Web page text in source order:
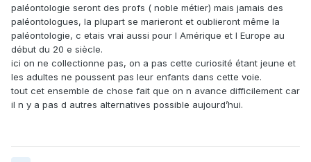
paléontologie seront des profs ( noble métier) mais jamais des
paléontologues, la plupart se marieront et oublieront même la
paléontologie, c etais vrai aussi pour l Amérique et l Europe au
début du 20 e siècle.
ici on ne collectionne pas, on a pas cette curiosité étant jeune et
les adultes ne poussent pas leur enfants dans cette voie.
tout cet ensemble de chose fait que on n avance difficilement car
il n y a pas d autres alternatives possible aujourd’hui.